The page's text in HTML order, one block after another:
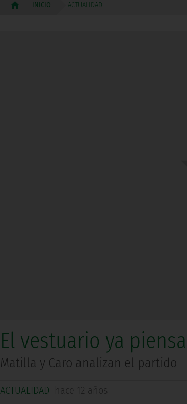
INICIO ACTUALIDAD
El vestuario ya
Matilla y Caro analizan el partido
ACTUALIDAD hace 12 años